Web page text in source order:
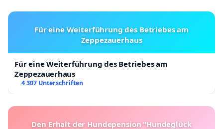
Für eine Weiterführung des Betriebes am
Zeppezauerhaus
Für eine Weiterführung des Betriebes am
Zeppezauerhaus
4 307 Unterschriften
Den Erhalt der Hundepension "Hundeglück